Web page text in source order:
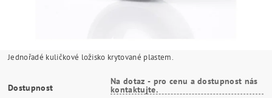
Jednořadé kuličkové ložisko krytované plastem.
Dostupnost
Na dotaz - pro cenu a dostupnost nás
kontaktujte.